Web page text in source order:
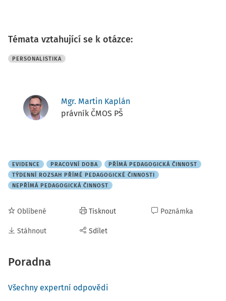
Témata vztahující se k otázce:
PERSONALISTIKA
Mgr. Martin Kaplán
právník ČMOS PŠ
EVIDENCE PRACOVNÍ DOBA
PŘÍMÁ PEDAGOGICKÁ ČINNOST
TÝDENNÍ ROZSAH PŘÍMÉ PEDAGOGICKÉ ČINNOSTI
NEPŘÍMÁ PEDAGOGICKÁ ČINNOST
Oblíbené
Stáhnout
Tisknout
Sdílet
Poznámka
Poradna
Všechny expertní odpovědi